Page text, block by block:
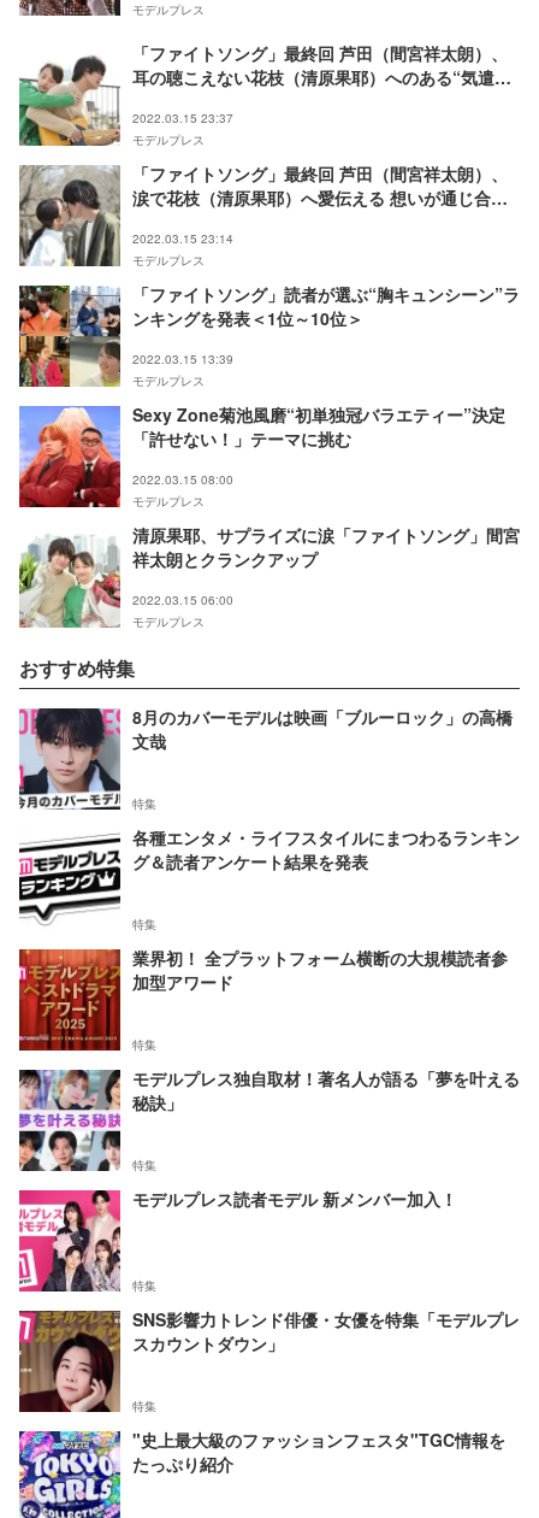
モデルプレス
「ファイトソング」最終回 芦田（間宮祥太朗）、
耳の聴こえない花枝（清原果耶）へのある“気遣
2022.03.15 23:37
モデルプレス
「ファイトソング」最終回 芦田（間宮祥太朗）、
涙で花枝（清原果耶）へ愛伝える 想いが通じ合う
の声
2022.03.15 23:14
モデルプレス
「ファイトソング」読者が選ぶ“胸キュンシーン”ラ
ンキングを発表＜1位～10位＞
2022.03.15 13:39
モデルプレス
Sexy Zone菊池風磨“初単独冠バラエティー”決定
「許せない！」テーマに挑む
2022.03.15 08:00
モデルプレス
清原果耶、サプライズに涙「ファイトソング」間宮
祥太朗とクランクアップ
2022.03.15 06:00
モデルプレス
おすすめ特集
8月のカバーモデルは映画「ブルーロック」の高橋
文哉
特集
各種エンタメ・ライフスタイルにまつわるランキン
グ＆読者アンケート結果を発表
特集
業界初！ 全プラットフォーム横断の大規模読者参
加型アワード
特集
モデルプレス独自取材！著名人が語る「夢を叶える
秘訣」
特集
モデルプレス読者モデル 新メンバー加入！
特集
SNS影響力トレンド俳優・女優を特集「モデルプレ
スカウントダウン」
特集
"史上最大級のファッションフェスタ"TGC情報を
たっぷり紹介